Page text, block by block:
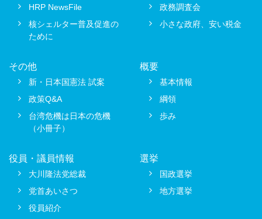
HRP NewsFile
核シェルター普及促進の
ために
政務調査会
小さな政府、安い税金
その他
新・日本国憲法 試案
政策Q&A
台湾危機は日本の危機
（小冊子）
概要
基本情報
綱領
歩み
役員・議員情報
大川隆法党総裁
党首あいさつ
役員紹介
選挙
国政選挙
地方選挙